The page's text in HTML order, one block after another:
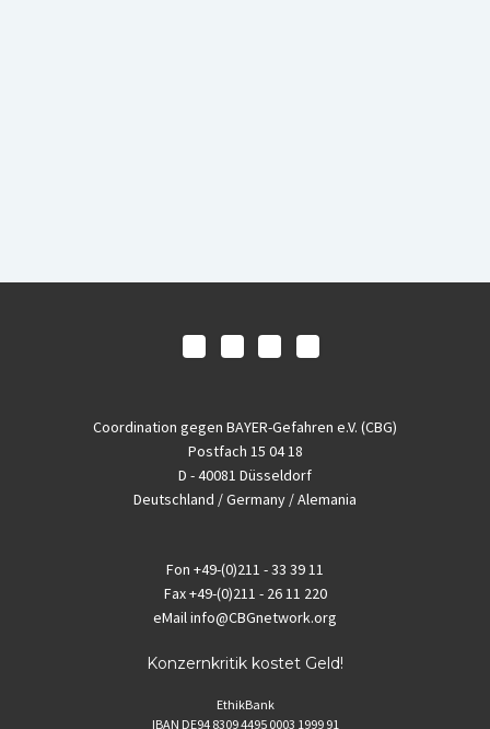
Coordination gegen BAYER-Gefahren e.V. (CBG)
Postfach 15 04 18
D - 40081 Düsseldorf
Deutschland / Germany / Alemania
Fon +49-(0)211 - 33 39 11
Fax+49-(0)211 - 26 11 220
eMailinfo@CBGnetwork.org
Konzernkritik kostet Geld!
EthikBank
IBAN DE94 8309 4495 0003 1999 91